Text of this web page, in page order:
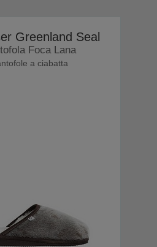
Greenland Seal
Foca Lana
a ciabatta